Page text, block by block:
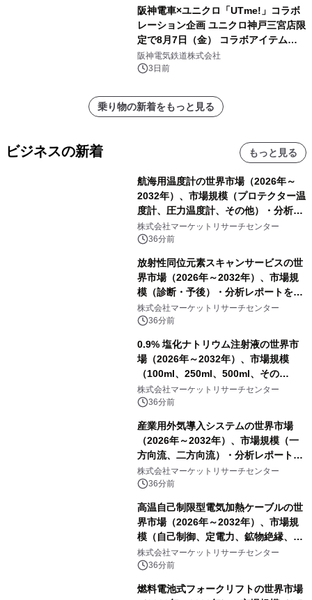
阪神電車×ユニクロ「UTme!」コラボ
レーション企画 ユニクロ神戸三宮店限
定で8月7日（金） コラボアイテムが
発売決定！
阪神電気鉄道株式会社
3日前
乗り物の新着をもっと見る
ビジネスの新着 もっと見る
航海用温度計の世界市場（2026年～
2032年）、市場規模（プロテクター温
度計、圧力温度計、その他）・分析レ
ポートを発表
株式会社マーケットリサーチセンター
36分前
放射性同位元素スキャンサービスの世
界市場（2026年～2032年）、市場規
模（診断・予後）・分析レポートを発
表
株式会社マーケットリサーチセンター
36分前
0.9% 塩化ナトリウム注射液の世界市
場（2026年～2032年）、市場規模
（100ml、250ml、500ml、その
他）・分析レポートを発表
株式会社マーケットリサーチセンター
36分前
産業用外気導入システムの世界市場
（2026年～2032年）、市場規模（一
方向流、二方向流）・分析レポートを
発表
株式会社マーケットリサーチセンター
36分前
高温自己制限型電気加熱ケーブルの世
界市場（2026年～2032年）、市場規
模（自己制御、定電力、鉱物絶縁、表
皮効果）・分析レポートを発表
株式会社マーケットリサーチセンター
36分前
燃料電池式フォークリフトの世界市場